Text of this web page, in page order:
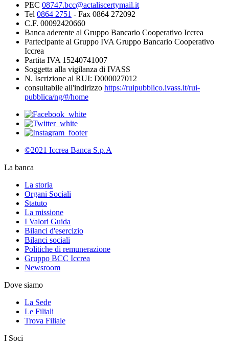
PEC 08747.bcc@actaliscertymail.it
Tel 0864 2751 - Fax 0864 272092
C.F. 00092420660
Banca aderente al Gruppo Bancario Cooperativo Iccrea
Partecipante al Gruppo IVA Gruppo Bancario Cooperativo
Iccrea
Partita IVA 15240741007
Soggetta alla vigilanza di IVASS
N. Iscrizione al RUI: D000027012
consultabile all'indirizzo https://ruipubblico.ivass.it/rui-
pubblica/ng/#/home
©2021 Iccrea Banca S.p.A
La banca
La storia
Organi Sociali
Statuto
La missione
I Valori Guida
Bilanci d'esercizio
Bilanci sociali
Politiche di remunerazione
Gruppo BCC Iccrea
Newsroom
Dove siamo
La Sede
Le Filiali
Trova Filiale
I Soci